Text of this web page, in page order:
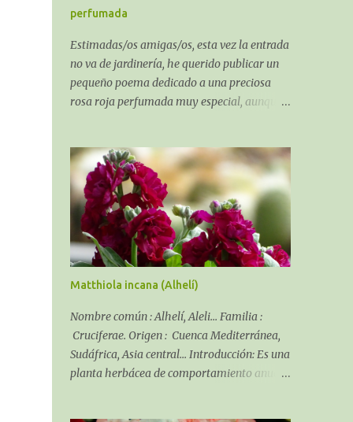
suelo.
perfumada
Estimadas/os amigas/os, esta vez la entrada
no va de jardinería, he querido publicar un
pequeño poema dedicado a una preciosa
rosa roja perfumada muy especial, aunque
Rosa perfumada:
Matthiola incana (Alhelí)
Nombre común : Alhelí, Aleli... Familia :
Cruciferae. Origen : Cuenca Mediterránea,
Sudáfrica, Asia central... Introducción: Es una
planta herbácea de comportamiento anual,